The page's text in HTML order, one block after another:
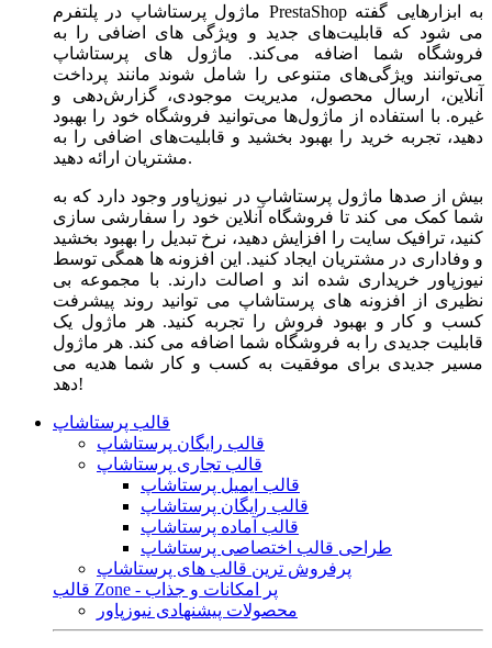
ماژول‌ پرستاشاپ در پلتفرم PrestaShop به ابزارهایی گفته
می شود که قابلیت‌های جدید و ویژگی های اضافی را به
فروشگاه شما اضافه می‌کند. ماژول های پرستاشاپ
می‌توانند ویژگی‌های متنوعی را شامل شوند مانند پرداخت
آنلاین، ارسال محصول، مدیریت موجودی، گزارش‌دهی و
غیره. با استفاده از ماژول‌ها می‌توانید فروشگاه خود را بهبود
دهید، تجربه خرید را بهبود بخشید و قابلیت‌های اضافی را به
مشتریان ارائه دهید.
بیش از صدها ماژول پرستاشاپ در نیوزپاور وجود دارد که به
شما کمک می کند تا فروشگاه آنلاین خود را سفارشی سازی
کنید، ترافیک سایت را افزایش دهید، نرخ تبدیل را بهبود بخشید
و وفاداری در مشتریان ایجاد کنید. این افزونه ها همگی توسط
نیوزپاور خریداری شده اند و اصالت دارند. با مجموعه بی
نظیری از افزونه های پرستاشاپ می توانید روند پیشرفت
کسب و کار و بهبود فروش را تجربه کنید. هر ماژول یک
قابلیت جدیدی را به فروشگاه شما اضافه می کند. هر ماژول
مسیر جدیدی برای موفقیت به کسب و کار شما هدیه می
دهد!
قالب پرستاشاپ
قالب رایگان پرستاشاپ
قالب تجاری پرستاشاپ
قالب ایمیل پرستاشاپ
قالب رایگان پرستاشاپ
قالب آماده پرستاشاپ
طراحی قالب اختصاصی پرستاشاپ
پرفروش ترین قالب های پرستاشاپ
قالب Zone - پر امکانات و جذاب
محصولات پیشنهادی نیوزپاور